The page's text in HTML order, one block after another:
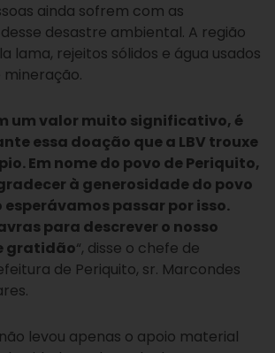
ainda sofrem com as
desastre ambiental. A região
lama, rejeitos sólidos e água usados
um valor muito significativo, é
essa doação que a LBV trouxe
Em nome do povo de Periquito,
à generosidade do povo
passar por isso.
para descrever o nosso
gratidão“, disse o chefe de
de Periquito, sr. Marcondes
levou apenas o apoio material